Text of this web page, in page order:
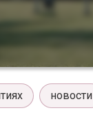
новости